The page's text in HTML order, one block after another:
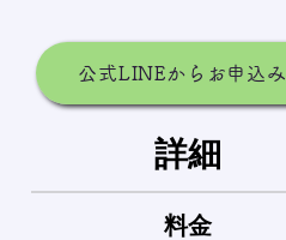
公式LINEからお申込み
詳細
料金